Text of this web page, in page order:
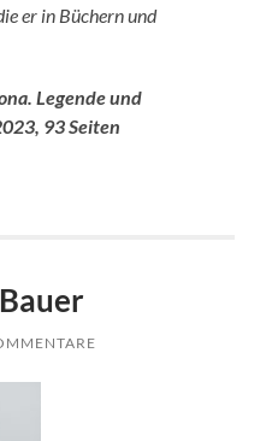
er in Büchern und
Legende und
93 Seiten